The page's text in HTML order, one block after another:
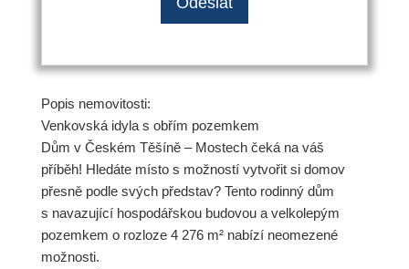
Popis nemovitosti:
Venkovská idyla s obřím pozemkem
Dům v Českém Těšíně – Mostech čeká na váš
příběh! Hledáte místo s možností vytvořit si domov
přesně podle svých představ? Tento rodinný dům
s navazující hospodářskou budovou a velkolepým
pozemkem o rozloze 4 276 m² nabízí neomezené
možnosti.